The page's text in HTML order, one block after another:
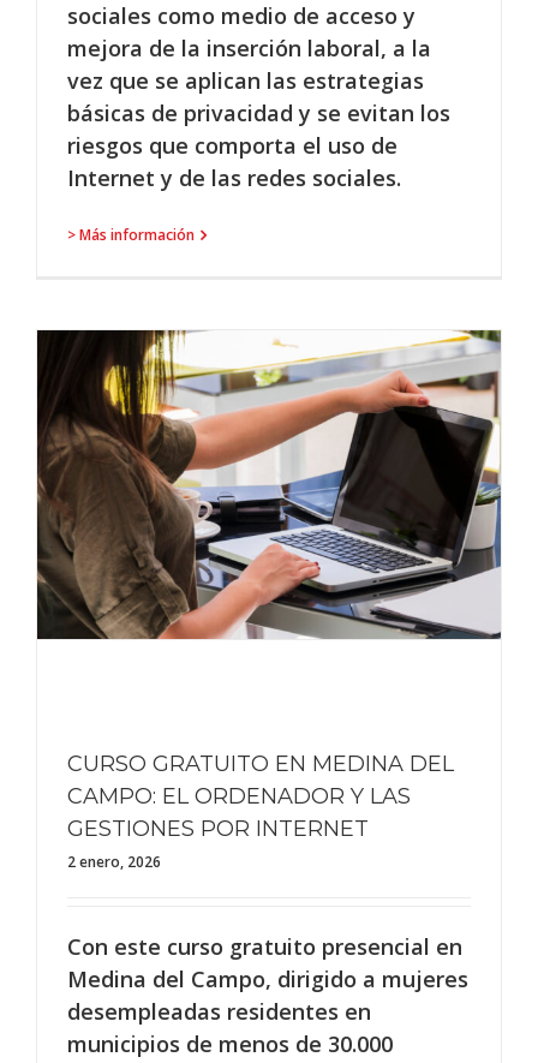
sociales como medio de acceso y
mejora de la inserción laboral, a la
vez que se aplican las estrategias
básicas de privacidad y se evitan los
riesgos que comporta el uso de
Internet y de las redes sociales.
> Más información
CURSO GRATUITO EN MEDINA DEL
CAMPO: EL ORDENADOR Y LAS
GESTIONES POR INTERNET
2 enero, 2026
Con este curso gratuito presencial en
Medina del Campo, dirigido a mujeres
desempleadas residentes en
municipios de menos de 30.000